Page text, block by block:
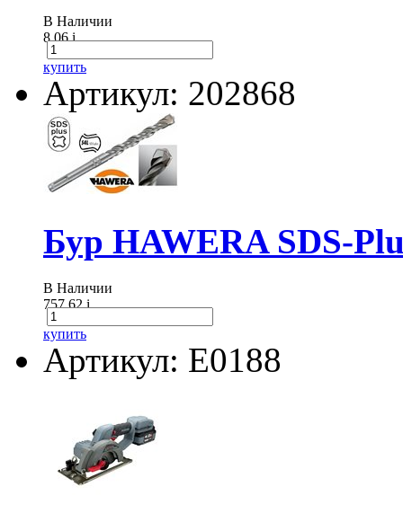
В Наличии
8.06i
купить
Артикул: 202868
Бур HAWERA SDS-
В Наличии
757.62i
купить
Артикул: E0188